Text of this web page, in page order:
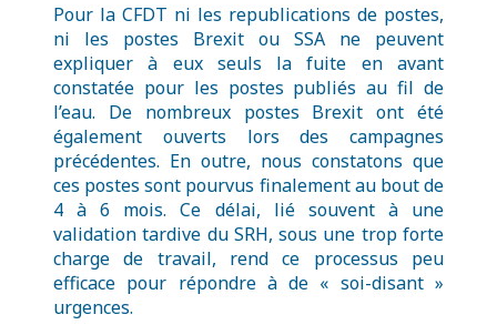
Pour la CFDT ni les republications de postes,
ni les postes Brexit ou SSA ne peuvent
expliquer à eux seuls la fuite en avant
constatée pour les postes publiés au fil de
l’eau. De nombreux postes Brexit ont été
également ouverts lors des campagnes
précédentes. En outre, nous constatons que
ces postes sont pourvus finalement au bout de
4 à 6 mois. Ce délai, lié souvent à une
validation tardive du SRH, sous une trop forte
charge de travail, rend ce processus peu
efficace pour répondre à de « soi-disant »
urgences.